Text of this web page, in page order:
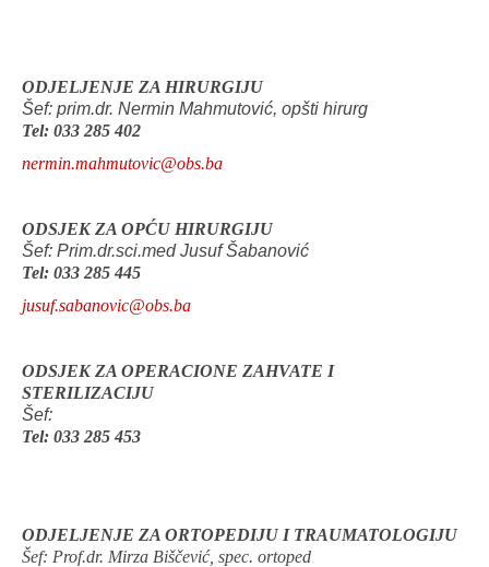
ODJELJENJE ZA HIRURGIJU
Šef: prim.dr. Nermin Mahmutović, opšti hirurg
Tel: 033 285 402
nermin.mahmutovic@obs.ba
ODSJEK ZA OPĆU HIRURGIJU
Šef: Prim.dr.sci.med Jusuf Šabanović
Tel: 033 285 445
jusuf.sabanovic@obs.ba
ODSJEK ZA OPERACIONE ZAHVATE I
STERILIZACIJU
Šef:
Tel: 033 285 453
ODJELJENJE ZA ORTOPEDIJU I TRAUMATOLOGIJU
Šef: Prof.dr. Mirza Biščević, spec. ortoped